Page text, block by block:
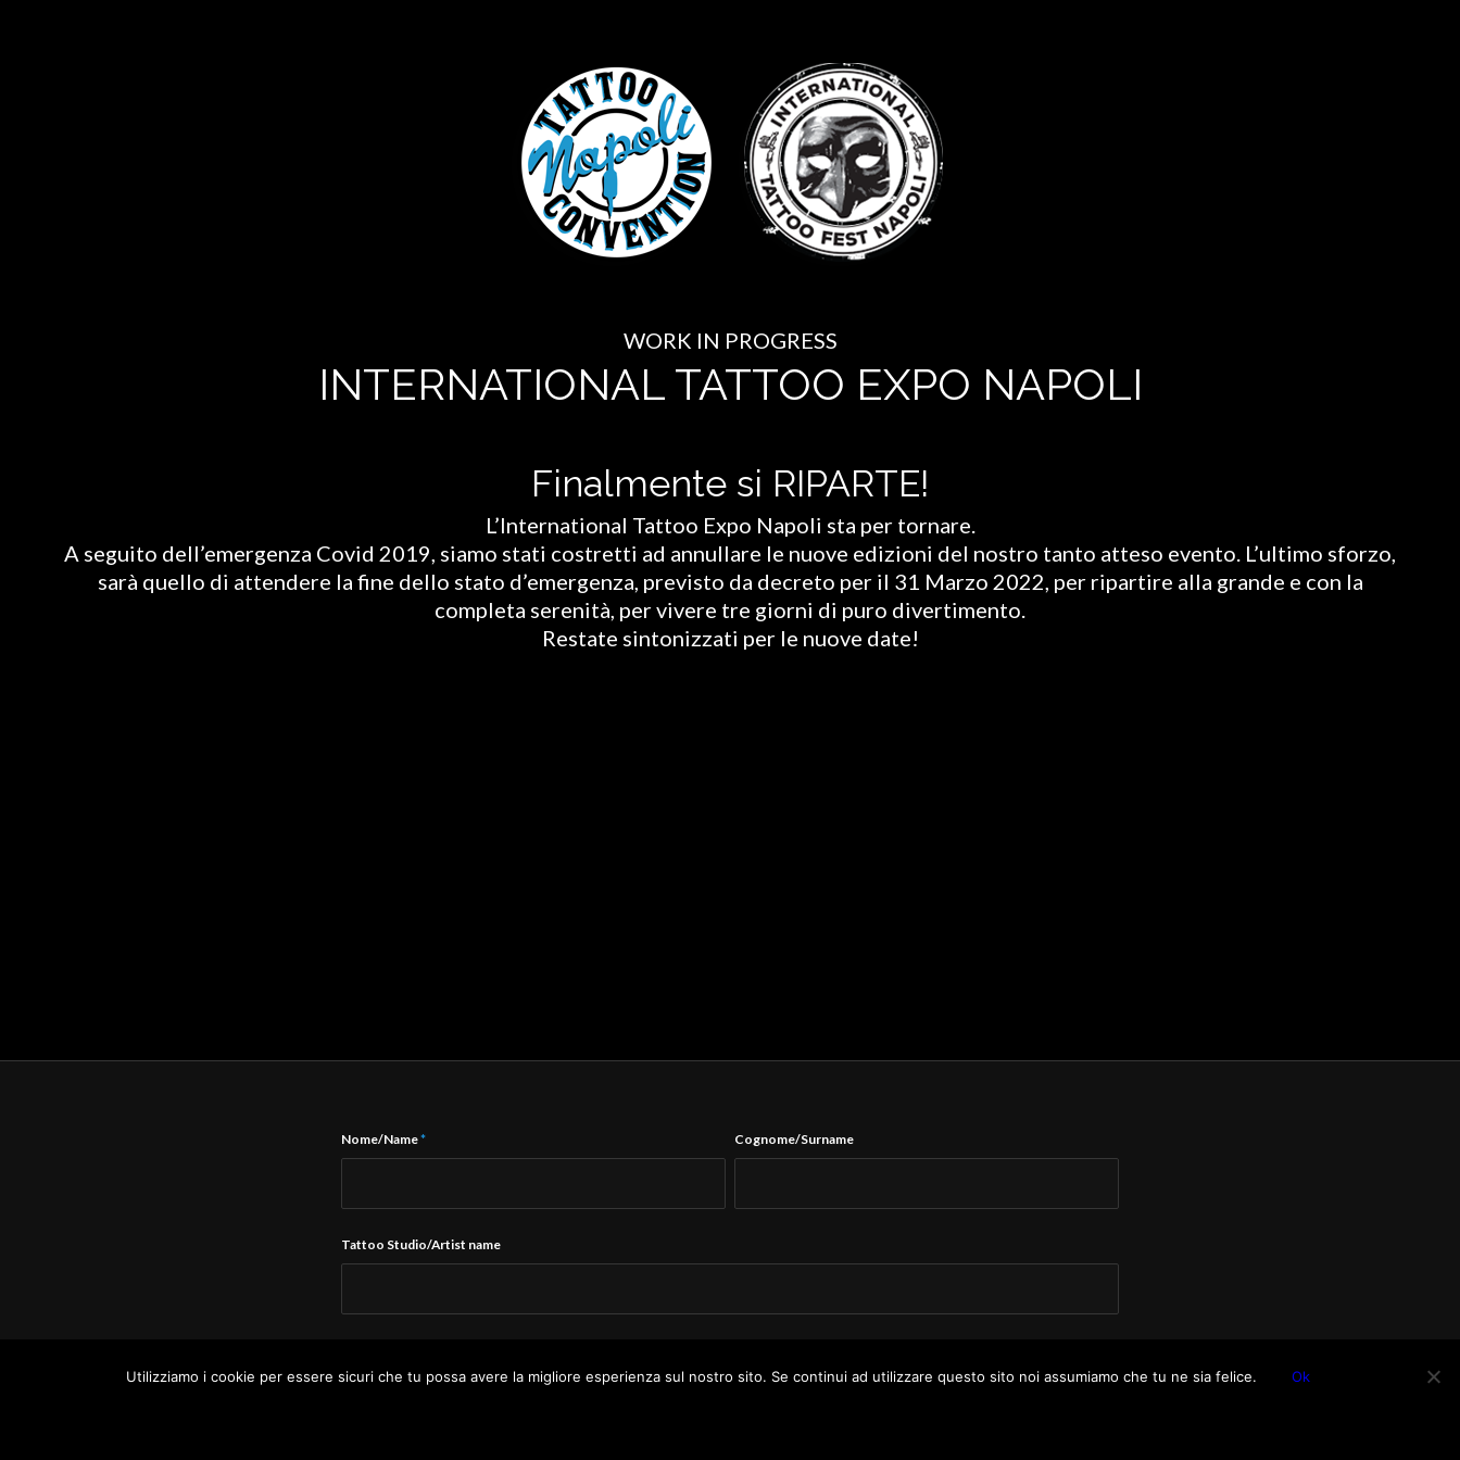
WORK IN PROGRESS
INTERNATIONAL TATTOO EXPO NAPOLI
Finalmente si RIPARTE!
L’International Tattoo Expo Napoli sta per tornare.
A seguito dell’emergenza Covid 2019, siamo stati costretti ad annullare le nuove edizioni del nostro tanto atteso evento. L’ultimo sforzo,
sarà quello di attendere la fine dello stato d’emergenza, previsto da decreto per il 31 Marzo 2022, per ripartire alla grande e con la
completa serenità, per vivere tre giorni di puro divertimento.
Restate sintonizzati per le nuove date!
Nome/Name* Cognome/Surname
Tattoo Studio/Artist name
Utilizziamo i cookie per essere sicuri che tu possa avere la migliore esperienza sul nostro sito. Se continui ad utilizzare questo sito noi assumiamo che tu ne sia felice. Ok